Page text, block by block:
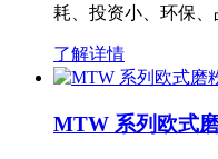
耗、投资小、环保
了解详情
MTW 系列欧式